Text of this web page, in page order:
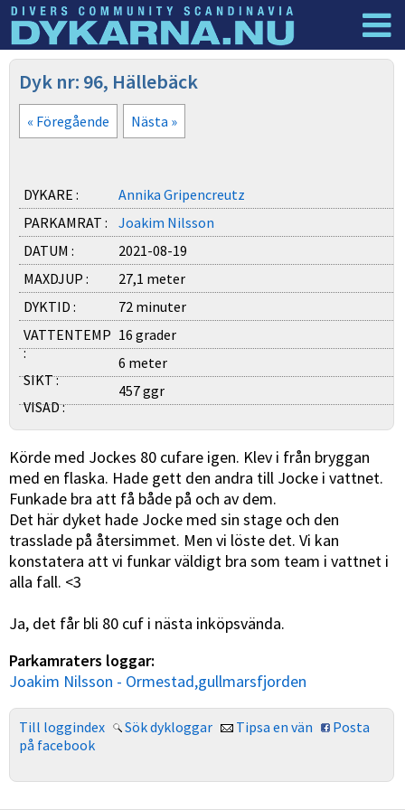
Dyknyheter
Dyk nr: 96, Hällebäck
« Föregående Nästa »
DYKARE :
Annika Gripencreutz
PARKAMRAT :
Joakim Nilsson
DATUM :
2021-08-19
MAXDJUP :
27,1 meter
DYKTID :
72 minuter
VATTENTEMP
:
16 grader
SIKT :
6 meter
VISAD :
457 ggr
Körde med Jockes 80 cufare igen. Klev i från bryggan
med en flaska. Hade gett den andra till Jocke i vattnet.
Funkade bra att få både på och av dem.
Det här dyket hade Jocke med sin stage och den
trasslade på återsimmet. Men vi löste det. Vi kan
konstatera att vi funkar väldigt bra som team i vattnet i
alla fall. <3
Ja, det får bli 80 cuf i nästa inköpsvända.
Parkamraters loggar:
Joakim Nilsson - Ormestad,gullmarsfjorden
Till loggindex Sök dykloggar Tipsa en vän
Posta
på facebook